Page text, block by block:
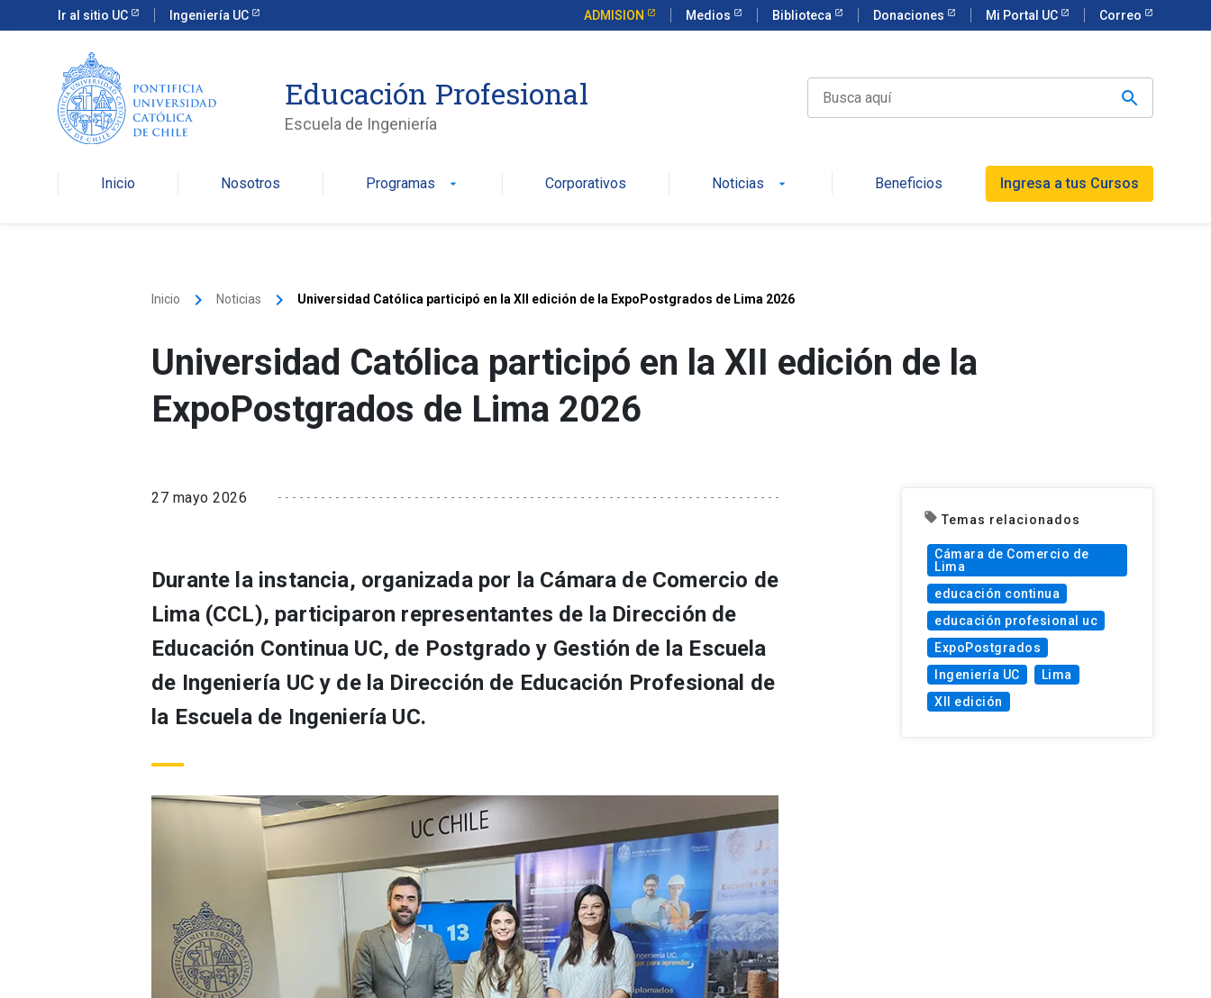
Ir al sitio UC Ingeniería UC ADMISION Medios Biblioteca Donaciones Mi Portal UC Correo
Educación Profesional
Escuela de Ingeniería
Inicio Nosotros Programas arrow_drop_down Corporativos Noticias arrow_drop_down Beneficios Ingresa a tus Cursos
Inicio keyboard_arrow_right Noticias keyboard_arrow_right Universidad Católica participó en la XII edición de la ExpoPostgrados de Lima 2026
Universidad Católica participó en la XII edición de la
ExpoPostgrados de Lima 2026
27 mayo 2026
Durante la instancia, organizada por la Cámara de Comercio de
Lima (CCL), participaron representantes de la Dirección de
Educación Continua UC, de Postgrado y Gestión de la Escuela
de Ingeniería UC y de la Dirección de Educación Profesional de
la Escuela de Ingeniería UC.
local_offer Temas relacionados
Cámara de Comercio de
Lima
educación continua
educación profesional uc
ExpoPostgrados
Ingeniería UC
Lima
XII edición